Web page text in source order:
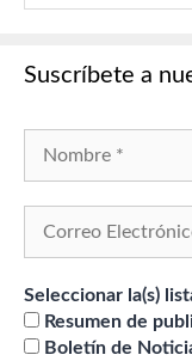
Suscríbete a
Seleccionar la(s)
Resumen de
Boletín de